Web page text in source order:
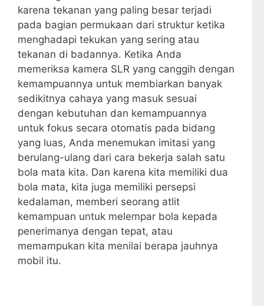
karena tekanan yang paling besar terjadi
pada bagian permukaan dari struktur ketika
menghadapi tekukan yang sering atau
tekanan di badannya. Ketika Anda
memeriksa kamera SLR yang canggih dengan
kemampuannya untuk membiarkan banyak
sedikitnya cahaya yang masuk sesuai
dengan kebutuhan dan kemampuannya
untuk fokus secara otomatis pada bidang
yang luas, Anda menemukan imitasi yang
berulang-ulang dari cara bekerja salah satu
bola mata kita. Dan karena kita memiliki dua
bola mata, kita juga memiliki persepsi
kedalaman, memberi seorang atlit
kemampuan untuk melempar bola kepada
penerimanya dengan tepat, atau
memampukan kita menilai berapa jauhnya
mobil itu.